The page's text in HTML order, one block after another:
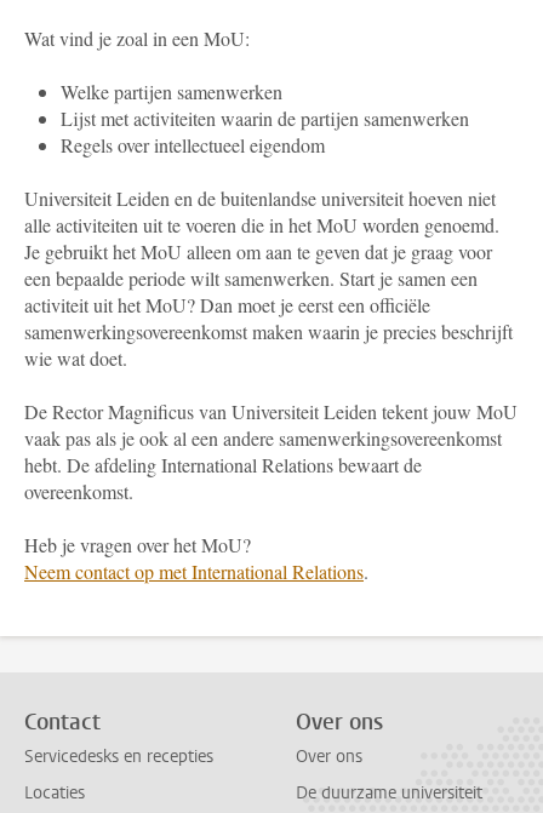
Wat vind je zoal in een MoU:
Welke partijen samenwerken
Lijst met activiteiten waarin de partijen samenwerken
Regels over intellectueel eigendom
Universiteit Leiden en de buitenlandse universiteit hoeven niet
alle activiteiten uit te voeren die in het MoU worden genoemd.
Je gebruikt het MoU alleen om aan te geven dat je graag voor
een bepaalde periode wilt samenwerken. Start je samen een
activiteit uit het MoU? Dan moet je eerst een officiële
samenwerkingsovereenkomst maken waarin je precies beschrijft
wie wat doet.
De Rector Magnificus van Universiteit Leiden tekent jouw MoU
vaak pas als je ook al een andere samenwerkingsovereenkomst
hebt. De afdeling International Relations bewaart de
overeenkomst.
Heb je vragen over het MoU?
Neem contact op met International Relations.
Contact
Servicedesks en recepties
Locaties
Over ons
Over ons
De duurzame universiteit